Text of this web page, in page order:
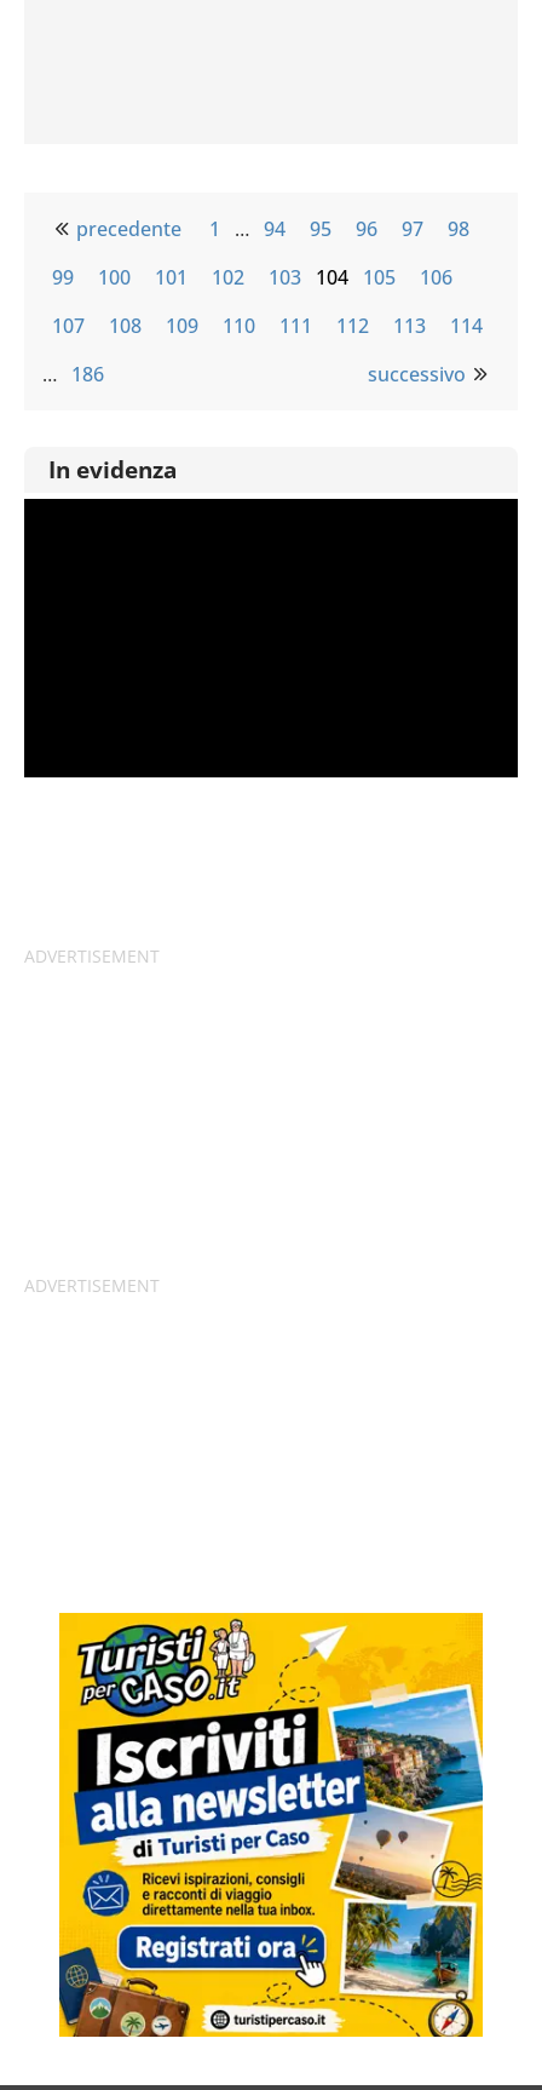
precedente 1 … 94 95 96 97
98
99
100 101 102 103 104 105
106
107
108 109 110 111 112 113
114
… 186 successivo
In evidenza